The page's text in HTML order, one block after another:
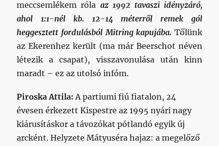
meccsemlékem róla az 1992 tavaszi idényzáró,
ahol 1:1-nél kb. 12-14 méterről remek gól
heggesztett fordulásból Mitring kapujába. Tőlünk
az Ekerenhez került (ma már Beerschot néven
létezik a csapat), visszavonulása után kinn
maradt – ez az utolsó infóm.
Piroska Attila: A partiumi fiú fiatalon, 24
évesen érkezett Kispestre az 1995 nyári nagy
kiárusításkor a távozókat pótlandó egyik új
arcként. Helyzete Mátyuséra hajaz: a megelőző